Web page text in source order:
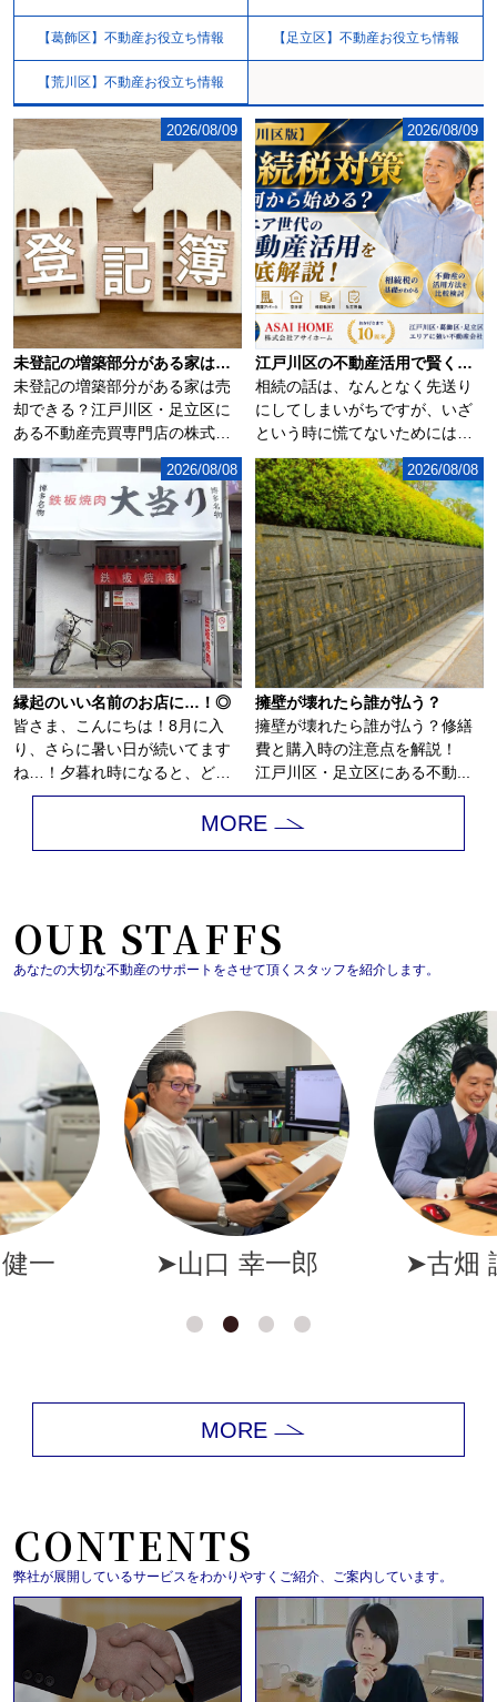
【葛飾区】不動産お役立ち情報 【足立区】不動産お役立ち情報
【荒川区】不動産お役立ち情報
未登記の増築部分がある家は売却できる？
未登記の増築部分がある家は売
却できる？江戸川区・足立区に
ある不動産売買専門店の株式会
社アサイホームで...
2026/08/09
江戸川区の不動産活用で賢く相続税対策！家族が安心できる生前準備の進め方
相続の話は、なんとなく先送り
にしてしまいがちですが、いざ
という時に慌てないためには、
早めの相続税対策...
2026/08/09
縁起のいい名前のお店に…！◎
皆さま、こんにちは！8月に入
り、さらに暑い日が続いてます
ね…！夕暮れ時になると、どこ
からともなく花火...
2026/08/08
擁壁が壊れたら誰が払う？
擁壁が壊れたら誰が払う？修繕
費と購入時の注意点を解説！
江戸川区・足立区にある不動...
2026/08/08
MORE
OUR STAFFS
あなたの大切な不動産のサポートをさせて頂くスタッフを紹介します。
郎 ➤古畑 誠一郎 ➤岩井
MORE
CONTENTS
弊社が展開しているサービスをわかりやすくご紹介、ご案内しています。